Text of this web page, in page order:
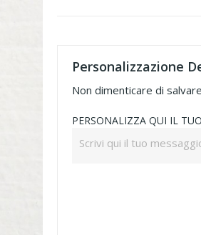
Personalizzazione
Non dimenticare di
PERSONALIZZA QUI IL